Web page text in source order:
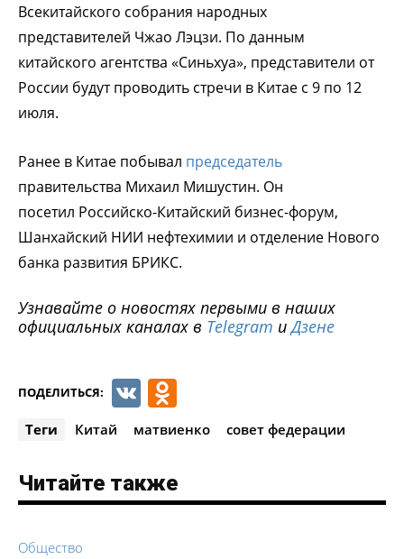
Всекитайского собрания народных
представителей Чжао Лэцзи. По данным
китайского агентства «Синьхуа», представители от
России будут проводить стречи в Китае с 9 по 12
июля.
Ранее в Китае побывал председатель
правительства Михаил Мишустин. Он
посетил Российско-Китайский бизнес-форум,
Шанхайский НИИ нефтехимии и отделение Нового
банка развития БРИКС.
Узнавайте о новостях первыми в наших
официальных каналах в Telegram иДзене
ПОДЕЛИТЬСЯ: VK
Теги Китай матвиенко совет федерации
Читайте также
Общество